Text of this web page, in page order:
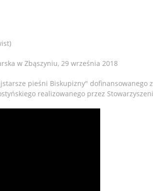
w Zbąszyniu, 29 września 2018
pieśni Biskupizny" dofinansowanego
realizowanego przez